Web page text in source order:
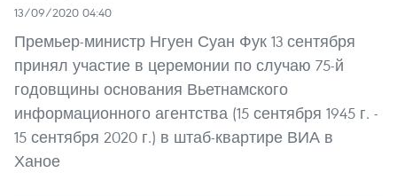
13/09/2020 04:40
Премьер-министр Нгуен Суан Фук 13 сентября
принял участие в церемонии по случаю 75-й
годовщины основания Вьетнамского
информационного агентства (15 сентября 1945 г. -
15 сентября 2020 г.) в штаб-квартире ВИА в
Ханое